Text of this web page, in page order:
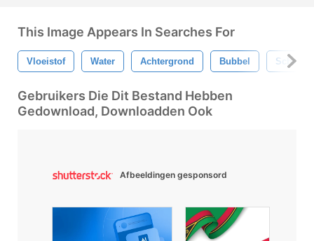
This Image Appears In Searches For
Vloeistof Water Achtergrond Bubbel Schuim
Gebruikers Die Dit Bestand Hebben
Gedownload, Downloadden Ook
Afbeeldingen gesponsord